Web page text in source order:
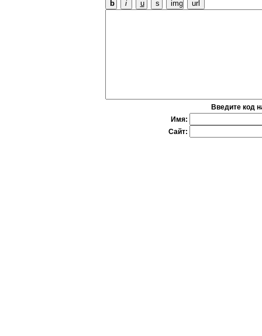
Введите код
Имя:
Сайт: